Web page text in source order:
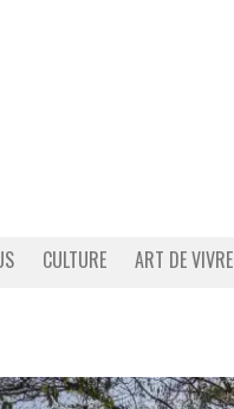
CULTURE ART DE VIVRE